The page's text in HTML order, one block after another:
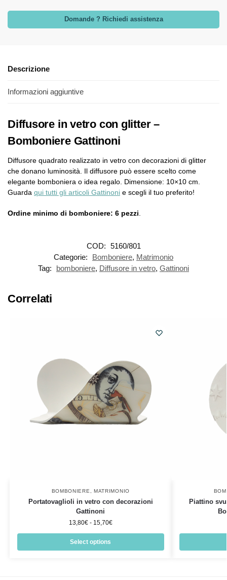
Domande ? Richiedi assistenza
Descrizione
Informazioni aggiuntive
Diffusore in vetro con glitter –
Bomboniere Gattinoni
Diffusore quadrato realizzato in vetro con decorazioni di glitter
che donano luminosità. Il diffusore può essere scelto come
elegante bomboniera o idea regalo. Dimensione: 10×10 cm.
Guarda qui tutti gli articoli Gattinoni e scegli il tuo preferito!
Ordine minimo di bomboniere: 6 pezzi
COD: 5160/801
Categorie:
Bomboniere, Matrimonio
Tag:
bomboniere, Diffusore in vetro, Gattinoni
Correlati
BOMBONIERE MATRIMONIO
Portatovaglioli in vetro con decorazioni
Gattinoni
13,80€ - 15,70€
Select options
Piattino